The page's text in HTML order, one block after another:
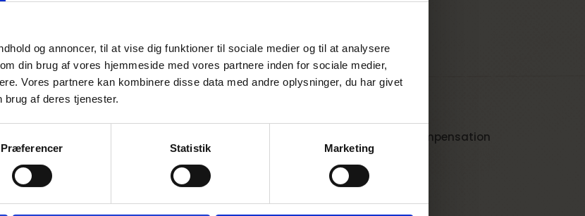
og annoncer, til at vise dig funktioner til sociale medier og til at analysere
din brug af vores hjemmeside med vores partnere inden for sociale medier,
Vores partnere kan kombinere disse data med andre oplysninger, du har givet
af deres tjenester.
Præferencer Statistik Marketing
Fordele ved at rejse med Unitas
Mulighed for CO2- og klimakompensation